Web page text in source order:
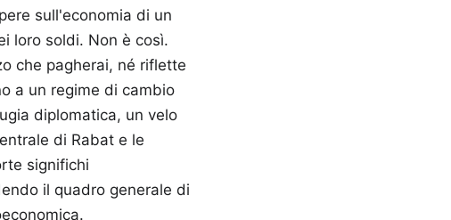
sull'economia di un
loro soldi. Non è così.
che pagherai, né riflette
a un regime di cambio
diplomatica, un velo
di Rabat e le
significhi
il quadro generale di